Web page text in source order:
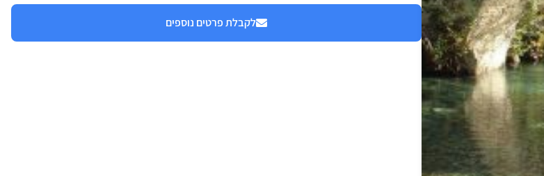
לקבלת פרטים נוספים